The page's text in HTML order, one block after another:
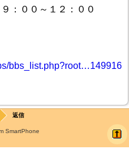
００～１２：００
bbs_list.php?root…149916
返信
SmartPhone